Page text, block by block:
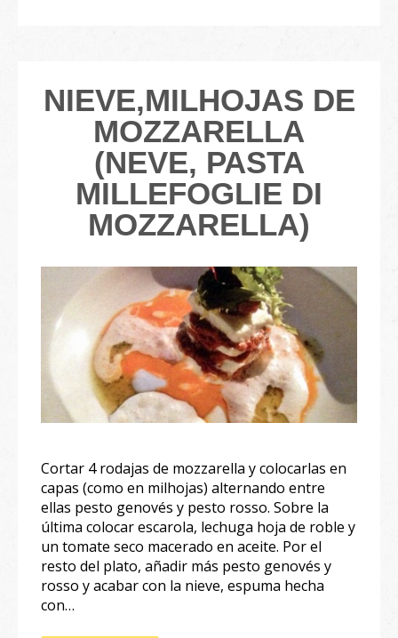
NIEVE,MILHOJAS DE
MOZZARELLA
(NEVE, PASTA
MILLEFOGLIE DI
MOZZARELLA)
Cortar 4 rodajas de mozzarella y colocarlas en
capas (como en milhojas) alternando entre
ellas pesto genovés y pesto rosso. Sobre la
última colocar escarola, lechuga hoja de roble y
un tomate seco macerado en aceite. Por el
resto del plato, añadir más pesto genovés y
rosso y acabar con la nieve, espuma hecha
con…